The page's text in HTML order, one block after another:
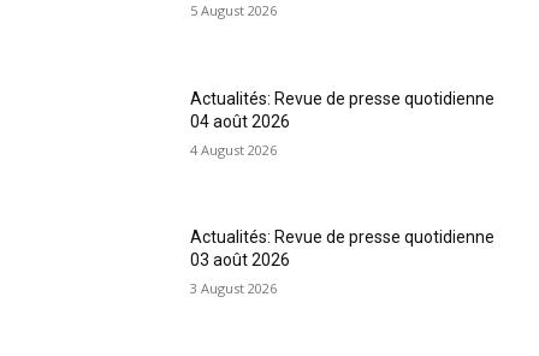
5 August 2026
Actualités: Revue de presse quotidienne
04 août 2026
4 August 2026
Actualités: Revue de presse quotidienne
03 août 2026
3 August 2026